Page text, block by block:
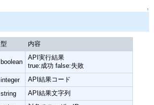
↑
型 内容
boolean
API実行結果
true:成功 false:失敗
integer
API結果コード
string
API結果文字列